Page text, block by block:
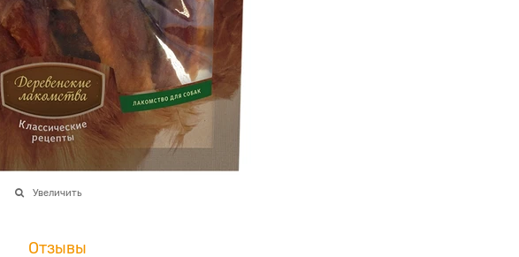
Увеличить
Отзывы